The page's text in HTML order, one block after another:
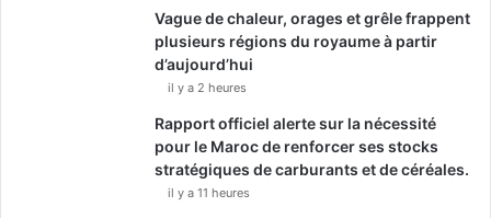
Vague de chaleur, orages et grêle frappent
plusieurs régions du royaume à partir
d’aujourd’hui
il y a 2 heures
Rapport officiel alerte sur la nécessité
pour le Maroc de renforcer ses stocks
stratégiques de carburants et de céréales.
il y a 11 heures